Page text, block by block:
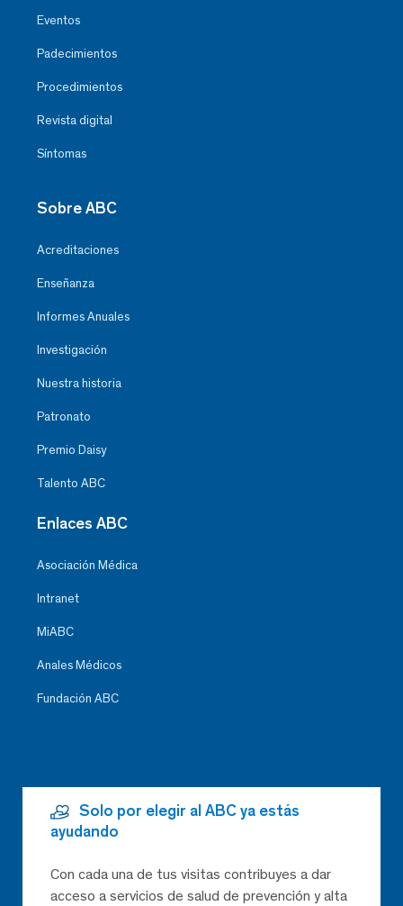
Eventos
Padecimientos
Procedimientos
Revista digital
Síntomas
Sobre ABC
Acreditaciones
Enseñanza
Informes Anuales
Investigación
Nuestra historia
Patronato
Premio Daisy
Talento ABC
Enlaces ABC
Asociación Médica
Intranet
MiABC
Anales Médicos
Fundación ABC
Solo por elegir al ABC ya estás
ayudando
Con cada una de tus visitas contribuyes a dar
acceso a servicios de salud de prevención y alta